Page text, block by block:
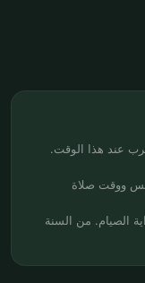
عند هذا الوقت.
ووقت صلاة
الصيام. من السنة